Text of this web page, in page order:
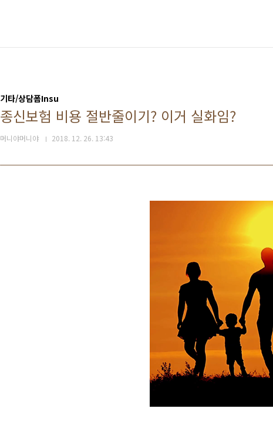
기타/상담폼Insu
종신보험 비용 절반줄이기? 이거 실화임?
머니야머니야 2018. 12. 26. 13:43